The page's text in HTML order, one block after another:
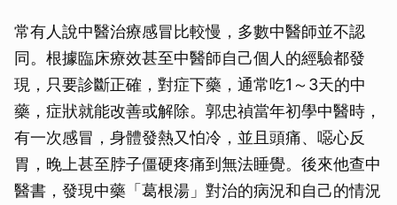
常有人說中醫治療感冒比較慢，多數中醫師並不認
同。根據臨床療效甚至中醫師自己個人的經驗都發
現，只要診斷正確，對症下藥，通常吃1～3天的中
藥，症狀就能改善或解除。郭忠禎當年初學中醫時，
有一次感冒，身體發熱又怕冷，並且頭痛、噁心反
胃，晚上甚至脖子僵硬疼痛到無法睡覺。後來他查中
醫書，發現中藥「葛根湯」對治的病況和自己的情況